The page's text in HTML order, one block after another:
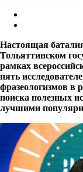
Настоящая
Тольяттинском
рамках
пять
фразеологизмов в
поиска полезных
лучшими